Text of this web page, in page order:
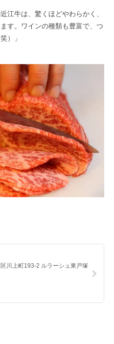
江牛は、驚くほどやわらかく、
す。ワインの種類も豊富で、つ
）」